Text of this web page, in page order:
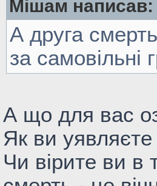
Мішам написав:
А друга
за
А що для вас
Як ви
Чи вірите ви в